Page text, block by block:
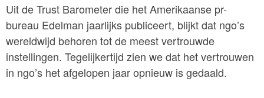
Uit de Trust Barometer die het Amerikaanse pr-
bureau Edelman jaarlijks publiceert, blijkt dat ngo’s
wereldwijd behoren tot de meest vertrouwde
instellingen. Tegelijkertijd zien we dat het vertrouwen
in ngo’s het afgelopen jaar opnieuw is gedaald.